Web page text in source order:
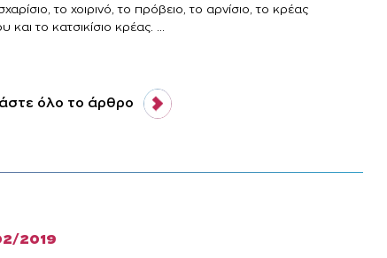
το χοιρινό, το πρόβειο, το αρνίσιο, το κρέας
και το κατσικίσιο κρέας. ...
όλο το άρθρο
2019